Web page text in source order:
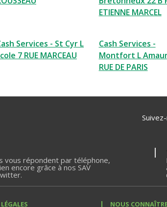
ETIENNE MARCEL
Services - St Cyr L
7 RUE MARCEAU
Cash Services -
Montfort L
RUE DE PARIS
vous répondent par téléphone,
encore grâce à nos SAV
NOUS